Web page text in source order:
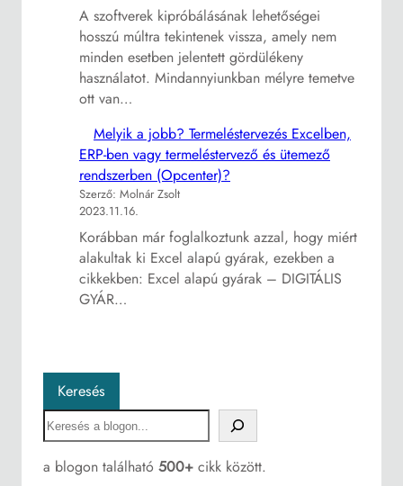
A szoftverek kipróbálásának lehetőségei
hosszú múltra tekintenek vissza, amely nem
minden esetben jelentett gördülékeny
használatot. Mindannyiunkban mélyre temetve
ott van…
Melyik a jobb? Termeléstervezés Excelben,
ERP-ben vagy termeléstervező és ütemező
rendszerben (Opcenter)?
Szerző: Molnár Zsolt
2023.11.16.
Korábban már foglalkoztunk azzal, hogy miért
alakultak ki Excel alapú gyárak, ezekben a
cikkekben: Excel alapú gyárak – DIGITÁLIS
GYÁR…
Keresés
S
e
a
a blogon található 500+ cikk között.